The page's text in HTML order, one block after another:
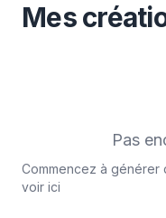
Mes
Pas
Commencez à générer
voir ici